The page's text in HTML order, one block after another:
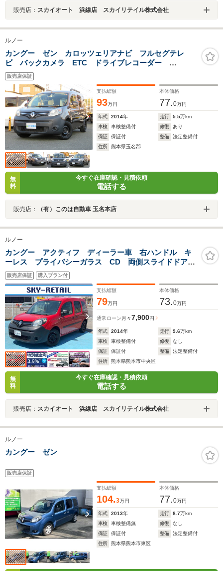
販売店： スカイオート 浜線店 スカイリテイル株式会社
ルノー
カングー ゼン カロッツェリアナビ フルセグテレ
ビ バックカメラ ETC ドライブレコーダー
Bluetooth
販売店保証
支払総額
93万円
本体価格
77.0万円
年式 2014年 走行 5.5万km
車検
車検整備付 修復
あり
保証
保証付 整備
法定整備付
住所
熊本県玉名郡
無
料
今すぐ在庫確認・見積依頼
電話する
販売店： （有）このは自動車 玉名本店
ルノー
カングー アクティフ ディーラー車 右ハンドル キ
ーレス プライバシーガラス CD 両側スライドドアデ
ィ―ラー車 右ハンドル キーレス プライバシーガラ
ス 両側スライドドア
販売店保証 購入プラン付
支払総額
79万円
本体価格
73.0万円
通常ローン 月々7,900円
年式 2014年 走行 9.6万km
車検
車検整備付 修復
なし
保証
保証付 整備
法定整備付
住所
熊本県熊本市中央区
無
料
今すぐ在庫確認・見積依頼
電話する
販売店： スカイオート 浜線店 スカイリテイル株式会社
ルノー
カングー ゼン
販売店保証
支払総額
104.3万円
本体価格
77.0万円
年式 2013年 走行 8.7万km
車検
車検整備無 修復
なし
保証
保証付 整備
法定整備付
住所
熊本県熊本市東区